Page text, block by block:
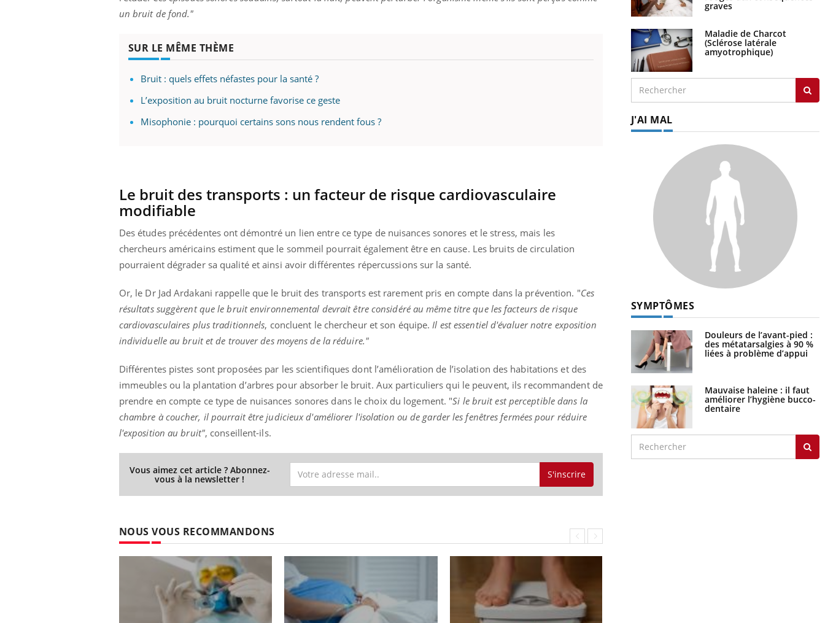
un bruit de fond."
SUR LE MÊME THÈME
Bruit : quels effets néfastes pour la santé ?
L’exposition au bruit nocturne favorise ce geste
Misophonie : pourquoi certains sons nous rendent fous ?
Le bruit des transports : un facteur de risque cardiovasculaire
modifiable
Des études précédentes ont démontré un lien entre ce type de nuisances sonores et le stress, mais les
chercheurs américains estiment que le sommeil pourrait également être en cause. Les bruits de circulation
pourraient dégrader sa qualité et ainsi avoir différentes répercussions sur la santé.
Or, le Dr Jad Ardakani rappelle que le bruit des transports est rarement pris en compte dans la prévention. "Ces
résultats suggèrent que le bruit environnemental devrait être considéré au même titre que les facteurs de risque
cardiovasculaires plus traditionnels, concluent le chercheur et son équipe. Il est essentiel d'évaluer notre exposition
individuelle au bruit et de trouver des moyens de la réduire."
Différentes pistes sont proposées par les scientifiques dont l’amélioration de l’isolation des habitations et des
immeubles ou la plantation d’arbres pour absorber le bruit. Aux particuliers qui le peuvent, ils recommandent de
prendre en compte ce type de nuisances sonores dans le choix du logement. "Si le bruit est perceptible dans la
chambre à coucher, il pourrait être judicieux d'améliorer l'isolation ou de garder les fenêtres fermées pour réduire
l'exposition au bruit", conseillent-ils.
Vous aimez cet article ? Abonnez-
vous à la newsletter ! S'inscrire
NOUS VOUS RECOMMANDONS
graves
Maladie de Charcot
(Sclérose latérale
amyotrophique)
J'AI MAL
SYMPTÔMES
Douleurs de l’avant-pied :
des métatarsalgies à 90 %
liées à problème d’appui
Mauvaise haleine : il faut
améliorer l’hygiène bucco-
dentaire